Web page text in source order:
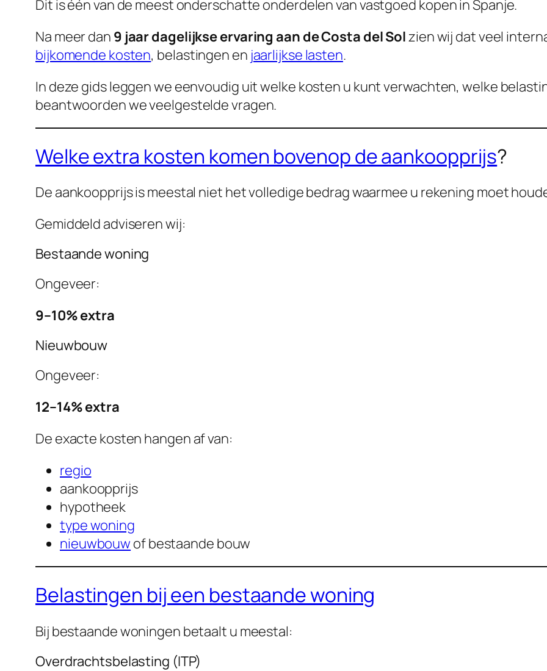
Dit is één van de meest onderschatte onderdelen van vastgoed kopen in Spanje.
Na meer dan 9 jaar dagelijkse ervaring aan de Costa del Solzien wij dat veel
bijkomende kosten, belastingen en jaarlijkse lasten.
In deze gids leggen we eenvoudig uit welke kosten u kunt verwachten, welke
beantwoorden we veelgestelde vragen.
Welke extra kosten komen bovenop de aankoopprijs?
De aankoopprijs is meestal niet het volledige bedrag waarmee u rekening moet
Gemiddeld adviseren wij:
Bestaande woning
Ongeveer:
9–10% extra
Nieuwbouw
Ongeveer:
12–14% extra
De exacte kosten hangen af van:
regio
aankoopprijs
hypotheek
type woning
nieuwbouw of bestaande bouw
Belastingen bij een bestaande woning
Bij bestaande woningen betaalt u meestal:
Overdrachtsbelasting (ITP)